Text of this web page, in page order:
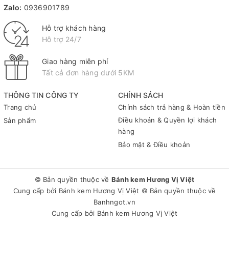
THÔNG TIN CÔNG TY
Trang chủ
Sản phẩm
CHÍNH SÁCH
Chính sách trả hàng & Hoàn tiền
Điều khoản & Quyền lợi khách
hàng
Bảo mật & Điều khoản
Zalo: 0936901789
Hỗ trợ khách hàng
Hỗ trợ 24/7
Giao hàng miễn phí
Tất cả đơn hàng dưới 5KM
© Bản quyền thuộc về Bánh kem Hương Vị Việt
Cung cấp bởi Bánh kem Hương Vị Việt © Bản quyền thuộc về
Banhngot.vn
Cung cấp bởi Bánh kem Hương Vị Việt